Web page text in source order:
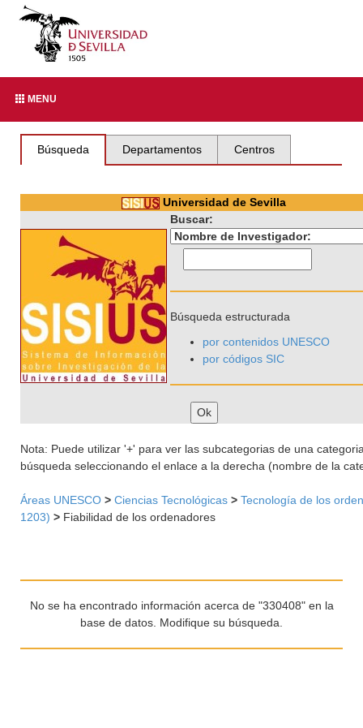
MENU
Búsqueda Departamentos Centros
Universidad de Sevilla
Buscar:
Búsqueda estructurada
por contenidos UNESCO
por códigos SIC
Nota: Puede utilizar '+' para ver las subcategorias de una
búsqueda seleccionando el enlace a la derecha (nombre de la
Áreas UNESCO > Ciencias Tecnológicas > Tecnología de los
1203) > Fiabilidad de los ordenadores
No se ha encontrado información acerca de "330408" en la
base de datos. Modifique su búsqueda.